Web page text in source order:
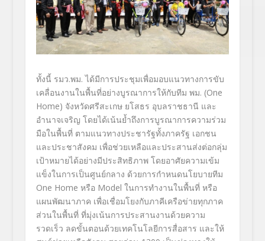
ทั้งนี้ รมว.พม. ได้มีการประชุมเพื่อมอบแนวทางการขับ
เคลื่อนงานในพื้นที่อย่างบูรณาการให้กับทีม พม. (One
Home) จังหวัดศรีสะเกษ ยโสธร อุบลราชธานี และ
อำนาจเจริญ โดยได้เน้นย้ำถึงการบูรณาการความร่วม
มือในพื้นที่ ตามแนวทางประชารัฐทั้งภาครัฐ เอกชน
และประชาสังคม เพื่อช่วยเหลือและประสานส่งต่อกลุ่ม
เป้าหมายได้อย่างมีประสิทธิภาพ โดยอาศัยความเข้ม
แข็งในการเป็นศูนย์กลาง ด้วยการกำหนดนโยบายทีม
One Home หรือ Model ในการทำงานในพื้นที่ หรือ
แผนพัฒนาภาค เพื่อเชื่อมโยงกับภาคีเครือข่ายทุกภาค
ส่วนในพื้นที่ ที่มุ่งเน้นการประสานงานด้วยความ
รวดเร็ว ลดขั้นตอนด้วยเทคโนโลยีการสื่อสาร และให้